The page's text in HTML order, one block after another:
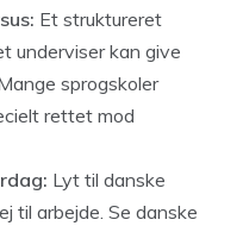
Et struktureret
underviser kan give
sprogskoler
rettet mod
Lyt til danske
til arbejde. Se danske